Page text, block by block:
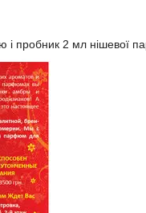
і пробник 2 мл нішевої